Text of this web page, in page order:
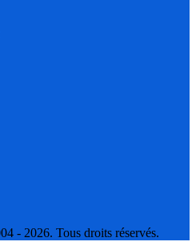
- 2026. Tous droits réservés.